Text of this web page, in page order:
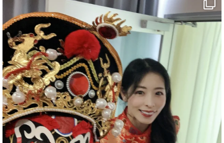
マジシャン派遣 パッションプリンセス【公式】
@comedy_illusion · 7 8月
お疲れ様です
YouTubeを更新しました
https://youtu.be/9sHKhUQBmUE @YouTube
#企業公式がお疲れ様を言い合う
#チャンネル登録おねがいします
#愛媛県
#新居浜市
#マイントピア別子
#泉寿亭